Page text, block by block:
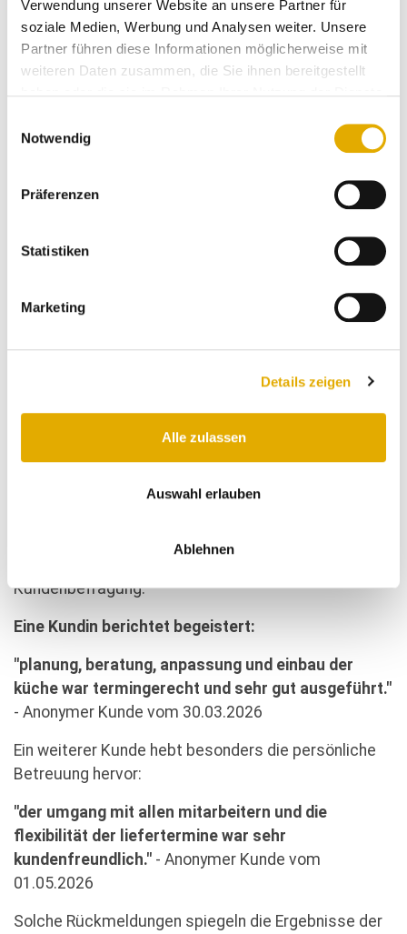
Verwendung unserer Website an unsere Partner für
soziale Medien, Werbung und Analysen weiter. Unsere
Partner führen diese Informationen möglicherweise mit
weiteren Daten zusammen, die Sie ihnen bereitgestellt
Notwendig
Präferenzen
Statistiken
Marketing
Details zeigen
Alle zulassen
Auswahl erlauben
Ablehnen
kontinuierlich weiterzuentwickeln. Besonders freuen
wir uns natürlich über die vielen positiven Bewertungen,
die unser Team für seine tägliche Arbeit erhält.“
Ausschnitt der begeisterten Kundenbewertungen von Küche Aktiv
Broßler
Das sagen Kunden über Broßler Küche Aktiv
ankommt, zeigen auch die bisherigen
Kundenbefragung.
Eine Kundin berichtet begeistert:
"planung, beratung, anpassung und einbau der
küche war termingerecht und sehr gut ausgeführt."
- Anonymer Kunde vom 30.03.2026
Ein weiterer Kunde hebt besonders die persönliche
Betreuung hervor:
"der umgang mit allen mitarbeitern und die
flexibilität der liefertermine war sehr
kundenfreundlich." - Anonymer Kunde vom
01.05.2026
Solche Rückmeldungen spiegeln die Ergebnisse der